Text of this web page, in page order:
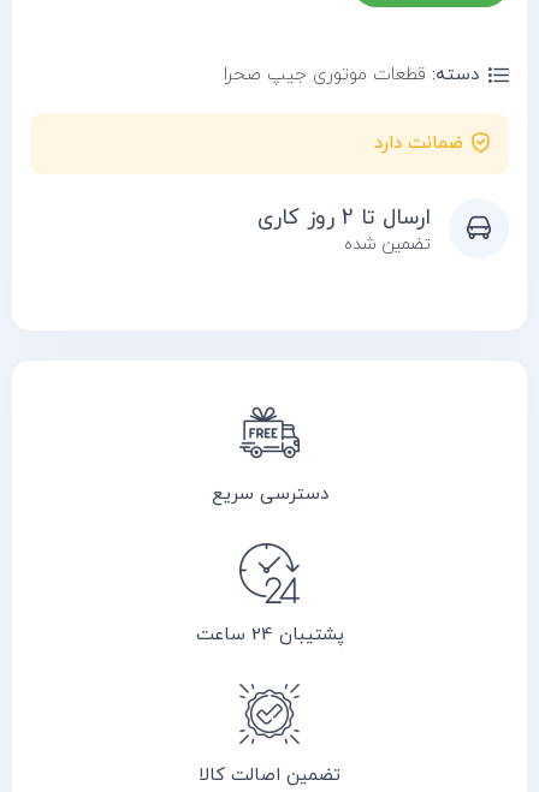
دسته: قطعات موتوری جیپ صحرا
ضمانت دارد
ارسال تا 2 روز کاری
تضمین شده
دسترسی سریع
پشتیبان 24 ساعت
تضمین اصالت کالا